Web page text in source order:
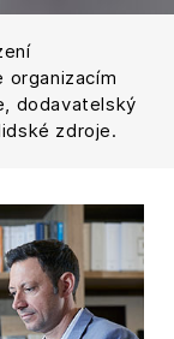
organizacím
dodavatelský
zdroje.